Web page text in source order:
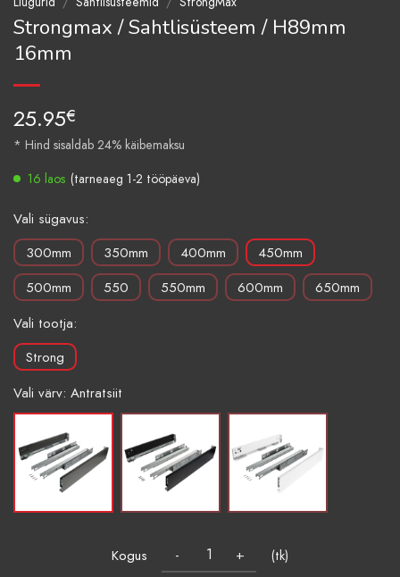
Strongmax / Sahtlisüsteem / H89mm
16mm
25.95€
* Hind sisaldab 24% käibemaksu
16 laos (tarneaeg 1-2 tööpäeva)
Vali sügavus:
300mm
350mm 400mm
450mm
500mm
550 550mm 600mm
650mm
Vali tootja:
Strong
Vali värv: Antratsiit
Kogus (tk)